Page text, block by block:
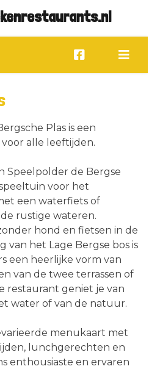
Plas is een
alle leeftijden.
Speelpolder de Bergse
voor het
een waterfiets of
rustige wateren.
hond en fietsen in de
van het Lage Bergse bos is
een heerlijke vorm van
van de twee terrassen of
restaurant geniet je van
water of van de natuur.
menukaart met
lunchgerechten en
enthousiaste en ervaren